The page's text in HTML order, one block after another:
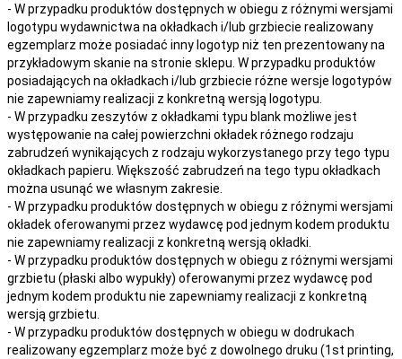
- W przypadku produktów dostępnych w obiegu z różnymi wersjami
logotypu wydawnictwa na okładkach i/lub grzbiecie realizowany
egzemplarz może posiadać inny logotyp niż ten prezentowany na
przykładowym skanie na stronie sklepu. W przypadku produktów
posiadających na okładkach i/lub grzbiecie różne wersje logotypów
nie zapewniamy realizacji z konkretną wersją logotypu.
- W przypadku zeszytów z okładkami typu blank możliwe jest
występowanie na całej powierzchni okładek różnego rodzaju
zabrudzeń wynikających z rodzaju wykorzystanego przy tego typu
okładkach papieru. Większość zabrudzeń na tego typu okładkach
można usunąć we własnym zakresie.
- W przypadku produktów dostępnych w obiegu z różnymi wersjami
okładek oferowanymi przez wydawcę pod jednym kodem produktu
nie zapewniamy realizacji z konkretną wersją okładki.
- W przypadku produktów dostępnych w obiegu z różnymi wersjami
grzbietu (płaski albo wypukły) oferowanymi przez wydawcę pod
jednym kodem produktu nie zapewniamy realizacji z konkretną
wersją grzbietu.
- W przypadku produktów dostępnych w obiegu w dodrukach
realizowany egzemplarz może być z dowolnego druku (1st printing,